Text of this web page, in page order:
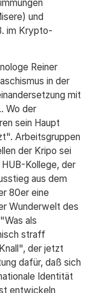
und
im Krypto-
Reiner
in der
mit
Wo der
sein Haupt
Arbeitsgruppen
der Kripo sei
Kollege, der
aus dem
80er eine
Wunderwelt des
als
straff
der jetzt
dafür, daß sich
Identität
entwickeln